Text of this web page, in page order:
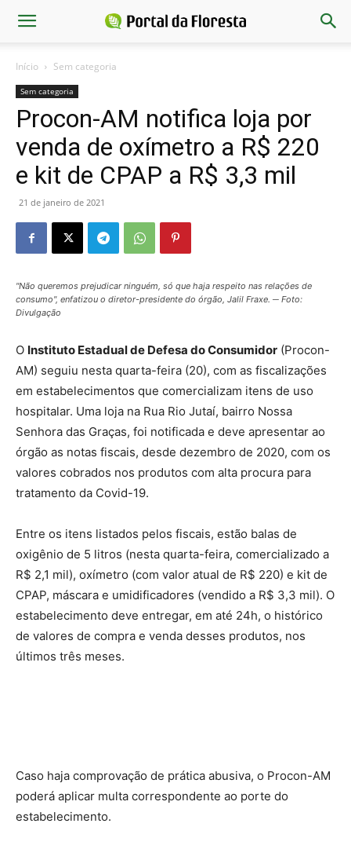
Início Sem categoria
Sem categoria
Procon-AM notifica loja por
venda de oxímetro a R$ 220
e kit de CPAP a R$ 3,3 mil
21 de janeiro de 2021
"Não queremos prejudicar ninguém, só que haja respeito nas relações de
consumo", enfatizou o diretor-presidente do órgão, Jalil Fraxe. ─ Foto:
Divulgação
O Instituto Estadual de Defesa do Consumidor (Procon-
AM) seguiu nesta quarta-feira (20), com as fiscalizações
em estabelecimentos que comercializam itens de uso
hospitalar. Uma loja na Rua Rio Jutaí, bairro Nossa
Senhora das Graças, foi notificada e deve apresentar ao
órgão as notas fiscais, desde dezembro de 2020, com os
valores cobrados nos produtos com alta procura para
tratamento da Covid-19.
Entre os itens listados pelos fiscais, estão balas de
oxigênio de 5 litros (nesta quarta-feira, comercializado a
R$ 2,1 mil), oxímetro (com valor atual de R$ 220) e kit de
CPAP, máscara e umidificadores (vendido a R$ 3,3 mil). O
estabelecimento deve entregar, em até 24h, o histórico
de valores de compra e venda desses produtos, nos
últimos três meses.
Caso haja comprovação de prática abusiva, o Procon-AM
poderá aplicar multa correspondente ao porte do
estabelecimento.